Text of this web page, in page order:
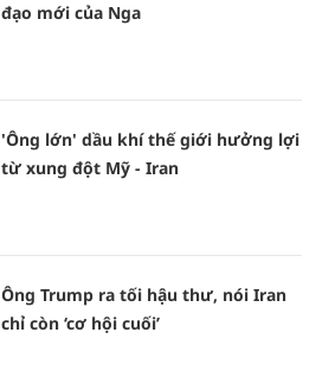
đạo mới của Nga
'Ông lớn' dầu khí thế giới hưởng lợi
từ xung đột Mỹ - Iran
Ông Trump ra tối hậu thư, nói Iran
chỉ còn ‘cơ hội cuối’